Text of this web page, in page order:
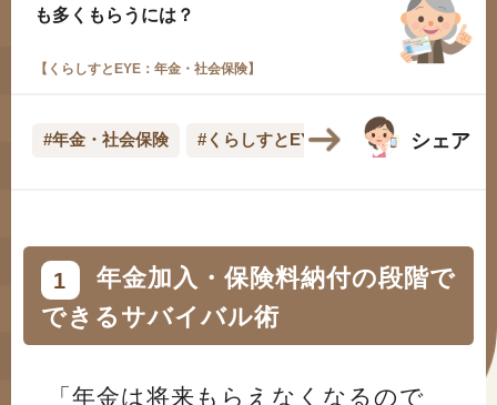
#くらしすとEYE(年金)
も多くもらうには？
【くらしすとEYE：年金・社会保険】
#年金・社会保険 #くらしすとEYE(年金) シェア
1
年金加入・保険料納付の段階で
できるサバイバル術
「年金は将来もらえなくなるので